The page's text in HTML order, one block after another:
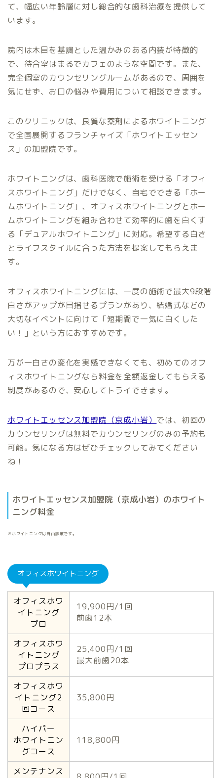
て、幅広い年齢層に対し総合的な歯科治療を提供して
います。
院内は木目を基調とした温かみのある内装が特徴的
で、待合室はまるでカフェのような空間です。また、
完全個室のカウンセリングルームがあるので、周囲を
気にせず、お口の悩みや費用について相談できます。
このクリニックは、良質な薬剤によるホワイトニング
で全国展開するフランチャイズ「ホワイトエッセン
ス」の加盟院です。
ホワイトニングは、歯科医院で施術を受ける「オフィ
スホワイトニング」だけでなく、自宅でできる「ホー
ムホワイトニング」、オフィスホワイトニングとホー
ムホワイトニングを組み合わせて効率的に歯を白くす
る「デュアルホワイトニング」に対応。希望する白さ
とライフスタイルに合った方法を提案してもらえま
す。
オフィスホワイトニングには、一度の施術で最大9段階
白さがアップが目指せるプランがあり、結婚式などの
大切なイベントに向けて「短期間で一気に白くした
い！」という方におすすめです。
万が一白さの変化を実感できなくても、初めてのオフ
ィスホワイトニングなら料金を全額返金してもらえる
制度があるので、安心してトライできます。
ホワイトエッセンス加盟院（京成小岩） では、初回の
カウンセリングは無料でカウンセリングのみの予約も
可能。気になる方はぜひチェックしてみてください
ね！
ホワイトエッセンス加盟院（京成小岩）のホワイト
ニング料金
※ホワイトニングは自由診療です。
オフィスホワイトニング
オフィスホワ
イトニング
プロ
19,900円/1回
前歯12本
オフィスホワ
イトニング
プロプラス
25,400円/1回
最大前歯20本
オフィスホワ
イトニング2
回コース
35,800円
ハイパー
ホワイトニン
グコース
118,800円
メンテナンス